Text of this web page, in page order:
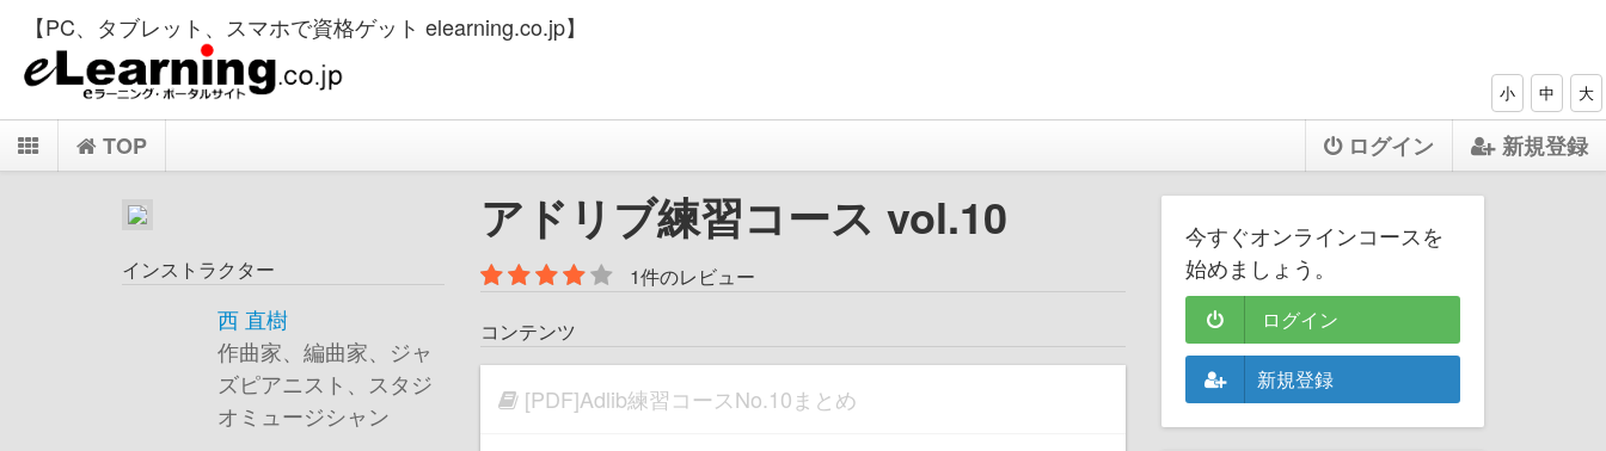
【PC、タブレット、スマホで資格ゲット elearning.co.jp】
小 中 大
TOP ログイン 新規登録
インストラクター
西 直樹
作曲家、編曲家、ジャ
ズピアニスト、スタジ
オミュージシャン
アドリブ練習コース vol.10
1件のレビュー
コンテンツ
[PDF]Adlib練習コースNo.10まとめ
今すぐオンラインコースを
始めましょう。
ログイン
新規登録